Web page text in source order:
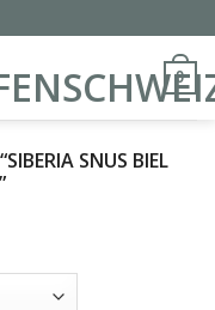
0
SNUS BIEL